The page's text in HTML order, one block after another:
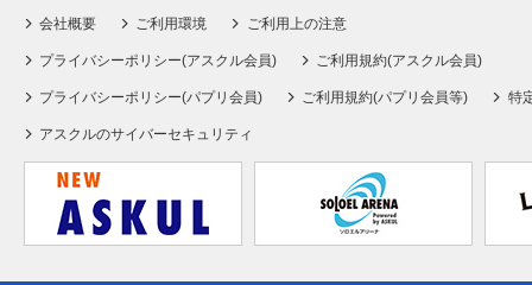
会社概要 ご利用環境 ご利用上の注意
プライバシーポリシー(アスクル会員) ご利用規約(アスクル会員)
プライバシーポリシー(パプリ会員) ご利用規約(パプリ会員等) 特
アスクルのサイバーセキュリティ